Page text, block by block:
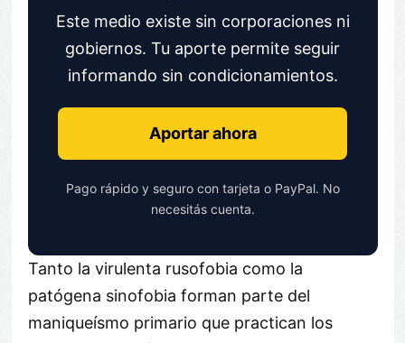
Este medio existe sin corporaciones ni
gobiernos. Tu aporte permite seguir
informando sin condicionamientos.
Aportar ahora
Pago rápido y seguro con tarjeta o PayPal. No
necesitás cuenta.
Tanto la virulenta rusofobia como la
patógena sinofobia forman parte del
maniqueísmo primario que practican los